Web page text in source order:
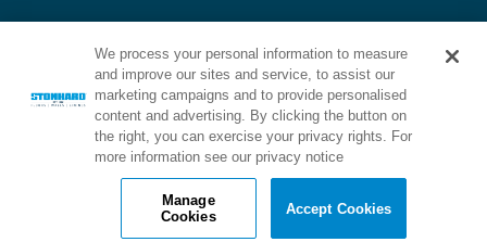
Brand of Stonhard:
We process your personal information to measure
and improve our sites and service, to assist our
marketing campaigns and to provide personalised
content and advertising. By clicking the button on
the right, you can exercise your privacy rights. For
more information see our privacy notice
Manage
Cookies
Accept Cookies